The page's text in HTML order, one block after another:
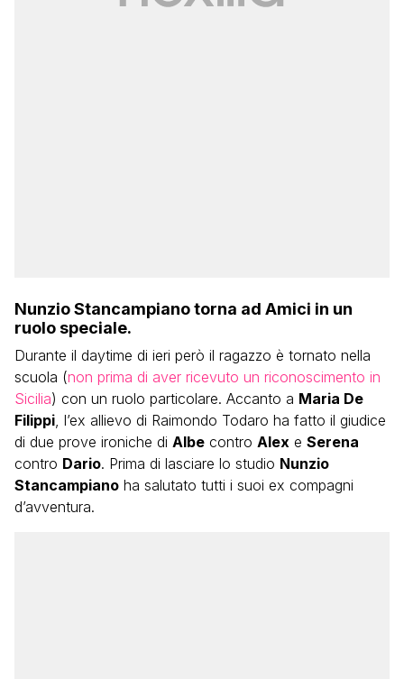
Nunzio Stancampiano torna ad Amici in un
ruolo speciale.
Durante il daytime di ieri però il ragazzo è tornato nella
scuola (non prima di aver ricevuto un riconoscimento in
Sicilia) con un ruolo particolare. Accanto a Maria De
Filippi, l’ex allievo di Raimondo Todaro ha fatto il giudice
di due prove ironiche di Albe contro Alex e Serena
contro Dario. Prima di lasciare lo studio Nunzio
Stancampiano ha salutato tutti i suoi ex compagni
d’avventura.